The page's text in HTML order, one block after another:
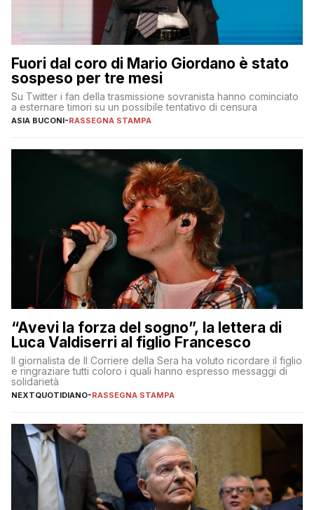
Fuori dal coro di Mario Giordano è stato
sospeso per tre mesi
Su Twitter i fan della trasmissione sovranista hanno cominciato
a esternare timori su un possibile tentativo di censura
ASIA BUCONI-RASSEGNA STAMPA
“Avevi la forza del sogno”, la lettera di
Luca Valdiserri al figlio Francesco
Il giornalista de Il Corriere della Sera ha voluto ricordare il figlio
e ringraziare tutti coloro i quali hanno espresso messaggi di
solidarietà
NEXTQUOTIDIANO-RASSEGNA STAMPA